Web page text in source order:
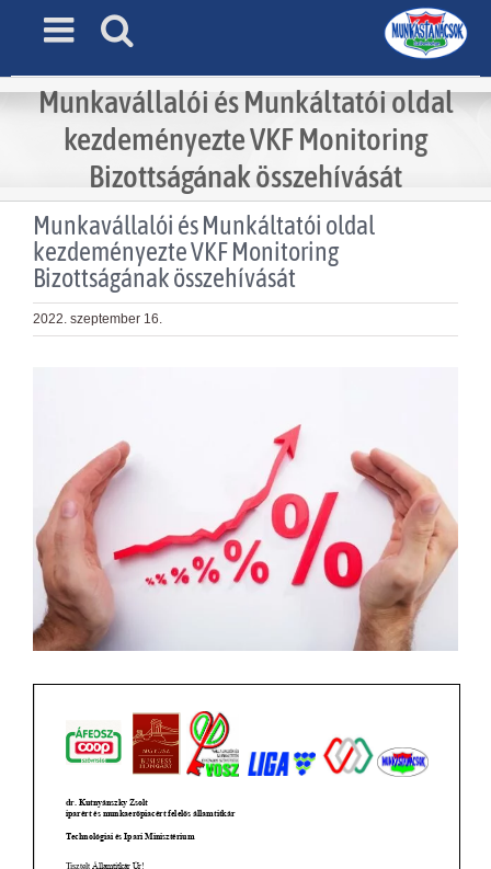
Munkavállalói és Munkáltatói oldal
kezdeményezte VKF Monitoring
Bizottságának összehívását
Munkavállalói és Munkáltatói oldal
kezdeményezteVKFMonitoring
Bizottságának összehívását
2022. szeptember 16.